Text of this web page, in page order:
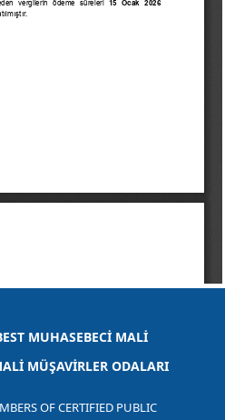
MUHASEBECİ MALİ
MÜŞAVİRLER ODALARI
OF CERTIFIED PUBLIC